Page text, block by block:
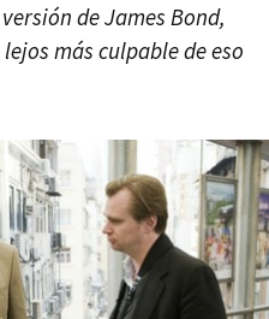
de James Bond,
más culpable de eso